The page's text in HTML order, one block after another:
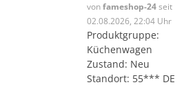
vonfameshop-24seit
02.08.2026, 22:04 Uhr
Produktgruppe:
Küchenwagen
Zustand: Neu
Standort: 55*** DE